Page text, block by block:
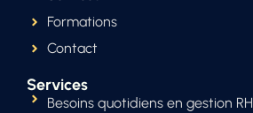
Formations
Contact
Services
Besoins quotidiens en gestion RH